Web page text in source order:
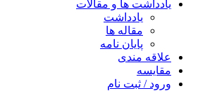
یادداشت ها و مقالات
یادداشت
مقاله ها
پایان نامه
علاقه مندی
مقایسه
ورود / ثبت نام